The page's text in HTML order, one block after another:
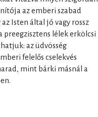
az emberi szabad
Isten által jó vagy rossz
lélek erkölcsi
az üdvösség
felelős cselekvés
mint bárki másnál a